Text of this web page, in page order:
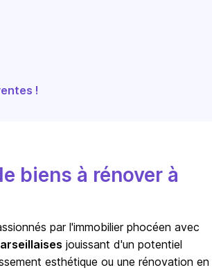
!
biens à rénover à
par l'immobilier phocéen avec
jouissant d'un potentiel
esthétique ou une rénovation en